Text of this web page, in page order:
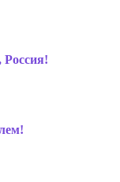
Россия!